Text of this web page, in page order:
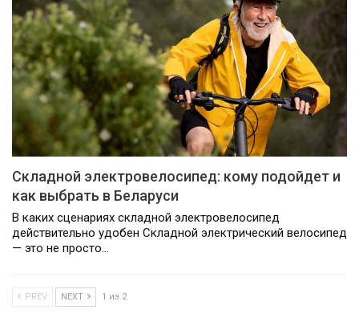
Складной электровелосипед: кому подойдет и
как выбрать в Беларуси
В каких сценариях складной электровелосипед
действительно удобен Складной электрический велосипед
— это не просто…
PREV NEXT 1 из 2